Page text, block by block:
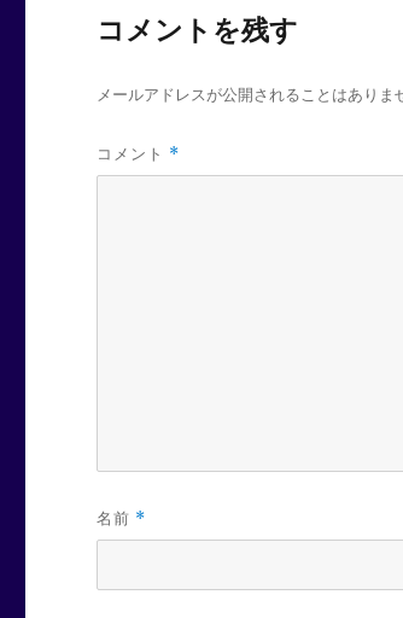
コメントを残す
メールアドレスが公開されることはありま
コメント *
名前 *